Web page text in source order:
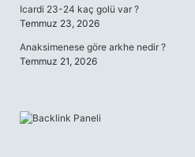
Icardi 23-24 kaç golü var ?
Temmuz 23, 2026
Anaksimenese göre arkhe nedir ?
Temmuz 21, 2026